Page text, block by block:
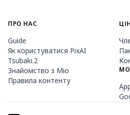
ПРО НАС
Guide
Як користуватися PixAI
Tsubaki.2
Знайомство з Mio
Правила контенту